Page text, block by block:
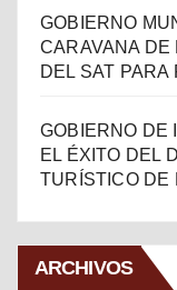
GOBIERNO
CARAVANA DE
DEL SAT
GOBIERNO DE
EL ÉXITO DEL
TURÍSTICO DE
ARCHIVOS